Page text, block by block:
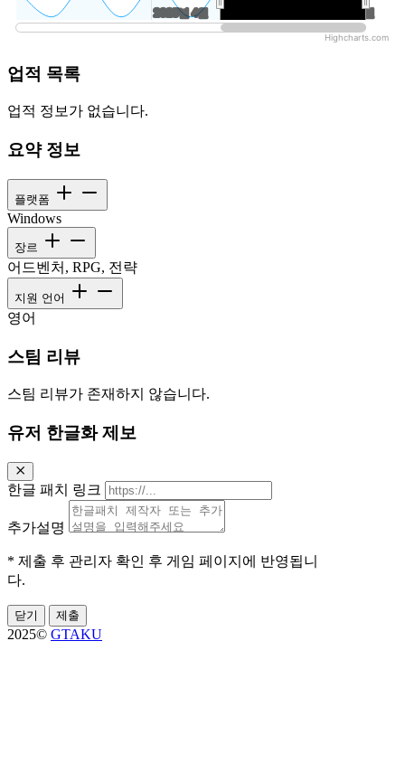
2025년 4월
2025년 4월 2026년 7월
2026년 7월
Highcharts.com
업적 목록
업적 정보가 없습니다.
요약 정보
플랫폼
Windows
장르
어드벤처, RPG, 전략
지원 언어
영어
스팀 리뷰
스팀 리뷰가 존재하지 않습니다.
유저 한글화 제보
한글 패치 링크
추가설명
* 제출 후 관리자 확인 후 게임 페이지에 반영됩니
다.
닫기 제출
2025© GTAKU